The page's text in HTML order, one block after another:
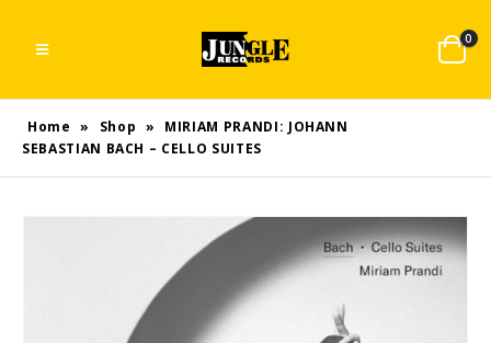
0
Home » Shop »
MIRIAM PRANDI: JOHANN
SEBASTIAN BACH – CELLO SUITES